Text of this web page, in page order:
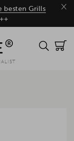
×
besten Grills